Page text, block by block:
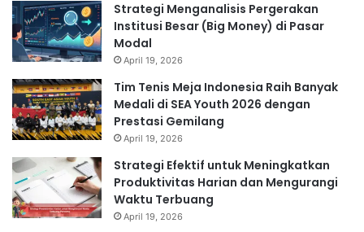
Strategi Menganalisis Pergerakan
Institusi Besar (Big Money) di Pasar
Modal
April 19, 2026
Tim Tenis Meja Indonesia Raih Banyak
Medali di SEA Youth 2026 dengan
Prestasi Gemilang
April 19, 2026
Strategi Efektif untuk Meningkatkan
Produktivitas Harian dan Mengurangi
Waktu Terbuang
April 19, 2026